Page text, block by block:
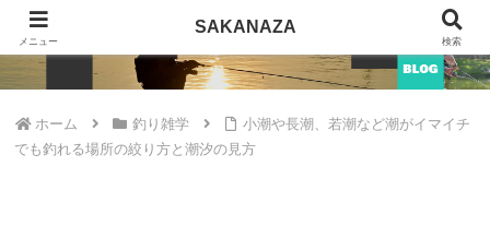
SAKANAZA
ホーム 釣り雑学
小潮や長潮、若潮など潮がイマイチ
でも釣れる場所の絞り方と潮汐の見方
メニュー
SAKANAZA
検索